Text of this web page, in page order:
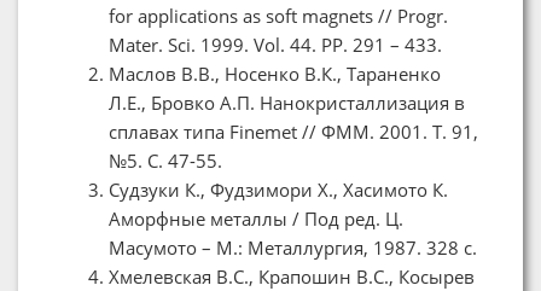
for applications as soft magnets // Progr.
Mater. Sci. 1999. Vol. 44. PP. 291 – 433.
Маслов В.В., Носенко В.К., Тараненко
Л.Е., Бровко А.П. Нанокристаллизация в
сплавах типа Finemet // ФММ. 2001. Т. 91,
№5. С. 47-55.
Судзуки К., Фудзимори Х., Хасимото К.
Аморфные металлы / Под ред. Ц.
Масумото – М.: Металлургия, 1987. 328 с.
Хмелевская В.С., Крапошин В.С., Косырев